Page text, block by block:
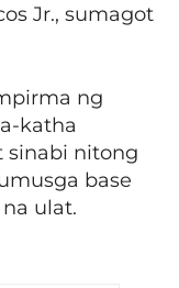
Jr., sumagot
ng
katha
sinabi nitong
base
ulat.